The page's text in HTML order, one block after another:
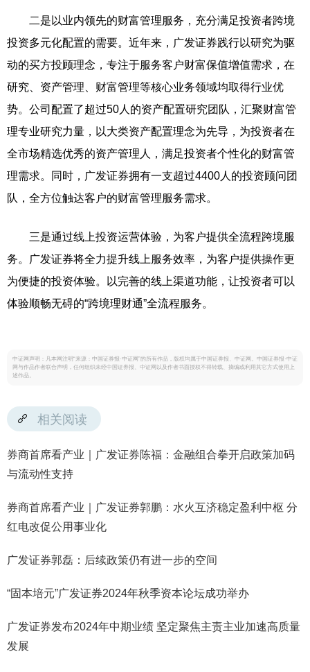
二是以业内领先的财富管理服务，充分满足投资者跨境
投资多元化配置的需要。近年来，广发证券践行以研究为驱
动的买方投顾理念，专注于服务客户财富保值增值需求，在
研究、资产管理、财富管理等核心业务领域均取得行业优
势。公司配置了超过50人的资产配置研究团队，汇聚财富管
理专业研究力量，以大类资产配置理念为先导，为投资者在
全市场精选优秀的资产管理人，满足投资者个性化的财富管
理需求。同时，广发证券拥有一支超过4400人的投资顾问团
队，全方位触达客户的财富管理服务需求。
三是通过线上投资运营体验，为客户提供全流程跨境服
务。广发证券将全力提升线上服务效率，为客户提供操作更
为便捷的投资体验。以完善的线上渠道功能，让投资者可以
体验顺畅无碍的“跨境理财通”全流程服务。
中证网声明：凡本网注明“来源：中国证券报·中证网”的所有作品，版权均属于中国证券报、中证网。中国证券报·中证
网与作品作者联合声明，任何组织未经中国证券报、中证网以及作者书面授权不得转载、摘编或利用其它方式使用上
述作品。
相关阅读
券商首席看产业｜广发证券陈福：金融组合拳开启政策加码
与流动性支持
券商首席看产业｜广发证券郭鹏：水火互济稳定盈利中枢 分
红电改促公用事业化
广发证券郭磊：后续政策仍有进一步的空间
“固本培元”广发证券2024年秋季资本论坛成功举办
广发证券发布2024年中期业绩 坚定聚焦主责主业加速高质量
发展